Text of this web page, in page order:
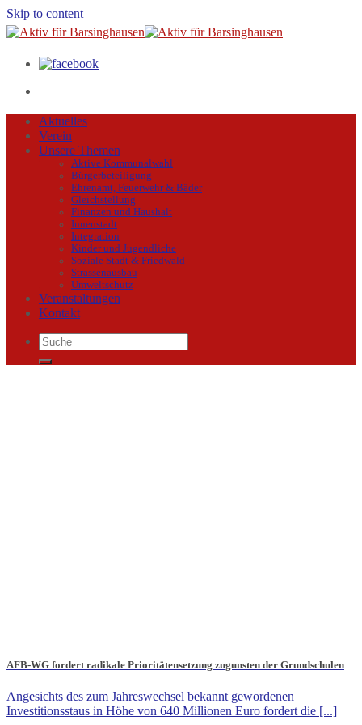
Skip to content
Aktuelles
Verein
Unsere Themen
Aktive Kommunalwahl
Bürgerbeteiligung
Ehrenamt, Feuerwehr & Bäder
Gleichstellung
Finanzen und Haushalt
Innenstadt
Integration
Kinder und Jugendliche
Soziale Stadt & Friedwald
Strassenausbau
Umweltschutz
Veranstaltungen
Kontakt
AFB-WG fordert radikale Prioritätensetzung zugunsten der Grundschulen
Angesichts des zum Jahreswechsel bekannt gewordenen
Investitionsstaus in Höhe von 640 Millionen Euro fordert die [...]